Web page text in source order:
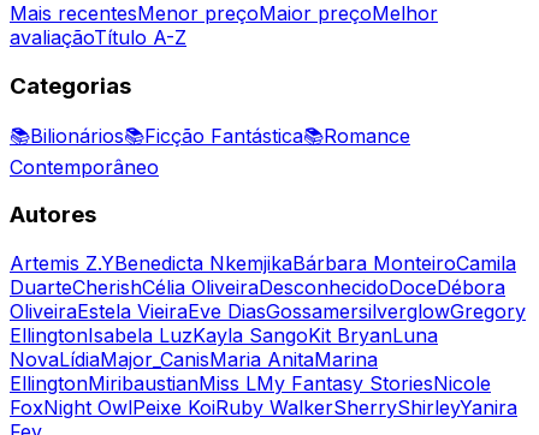
Mais recentesMenor preçoMaior preçoMelhor
avaliaçãoTítulo A-Z
Categorias
📚Bilionários📚Ficção Fantástica📚Romance
Contemporâneo
Autores
Artemis Z.YBenedicta NkemjikaBárbara MonteiroCamila
DuarteCherishCélia OliveiraDesconhecidoDoceDébora
OliveiraEstela VieiraEve DiasGossamersilverglowGregory
EllingtonIsabela LuzKayla SangoKit BryanLuna
NovaLídiaMajor_CanisMaria AnitaMarina
EllingtonMiribaustianMiss LMy Fantasy StoriesNicole
FoxNight OwlPeixe KoiRuby WalkerSherryShirleyYanira